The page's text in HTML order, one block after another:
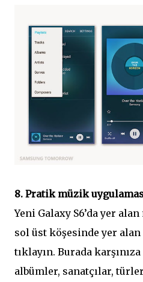
8. Pratik müzik
Yeni Galaxy S6’da yer
sol üst köşesinde yer
tıklayın. Burada
albümler, sanatçılar,